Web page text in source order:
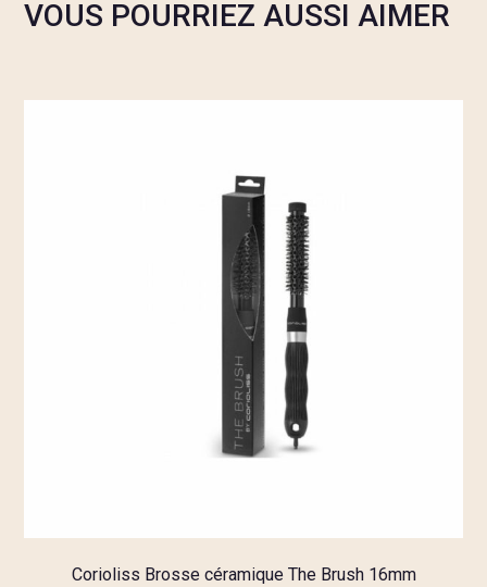
VOUS POURRIEZ AUSSI AIMER
Corioliss Brosse céramique The Brush 16mm